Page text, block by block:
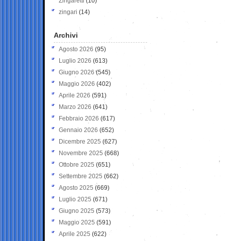
zingari (14)
Archivi
Agosto 2026 (95)
Luglio 2026 (613)
Giugno 2026 (545)
Maggio 2026 (402)
Aprile 2026 (591)
Marzo 2026 (641)
Febbraio 2026 (617)
Gennaio 2026 (652)
Dicembre 2025 (627)
Novembre 2025 (668)
Ottobre 2025 (651)
Settembre 2025 (662)
Agosto 2025 (669)
Luglio 2025 (671)
Giugno 2025 (573)
Maggio 2025 (591)
Aprile 2025 (622)